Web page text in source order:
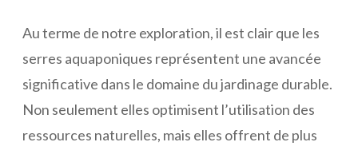
Au terme de notre exploration, il est clair que les
serres aquaponiques représentent une avancée
significative dans le domaine du jardinage durable.
Non seulement elles optimisent l’utilisation des
ressources naturelles, mais elles offrent de plus